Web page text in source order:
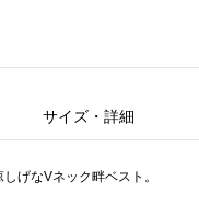
サイズ・詳細
げなVネック畔ベスト。